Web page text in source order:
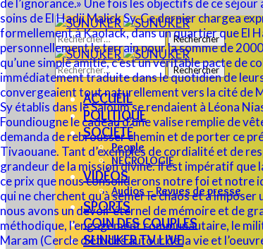
Rechercher :
Rechercher :
ACCUEIL
POLITIQUE
SOCIÉTÉ
People
NECROLOGIE
VIDÉOS
Audios – Revues de presse
SPORTS
COIN DES COUPLES
SUNUKER TV LIVE